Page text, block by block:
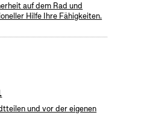
auf dem Rad und
Hilfe Ihre Fähigkeiten.
und vor der eigenen